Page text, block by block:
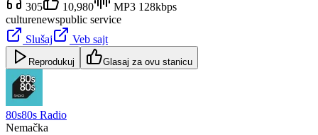
305
10,980
MP3 128kbps
culturenewspublic service
Slušaj
Veb sajt
Reprodukuj Glasaj za ovu stanicu
80s80s Radio
Nemačka